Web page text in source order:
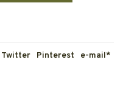
Twitter Pinterest e-mail*